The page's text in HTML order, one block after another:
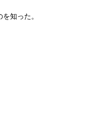
知った。